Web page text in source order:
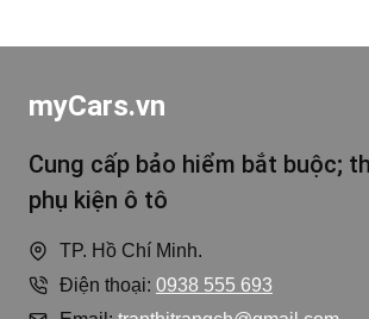
myCars.vn
Cung cấp bảo hiểm bắt buộc;
phụ kiện ô tô
TP. Hồ Chí Minh.
Điện thoại: 0938 555 693